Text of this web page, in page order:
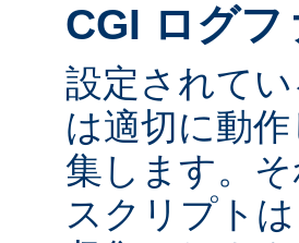
CGI ログフ
設定されて
は適切に動
集します。
スクリプト